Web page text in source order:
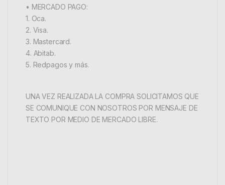
• MERCADO PAGO:
1. Oca.
2. Visa.
3. Mastercard.
4. Abitab.
5. Redpagos y más.
UNA VEZ REALIZADA LA COMPRA SOLICITAMOS QUE
SE COMUNIQUE CON NOSOTROS POR MENSAJE DE
TEXTO POR MEDIO DE MERCADO LIBRE.